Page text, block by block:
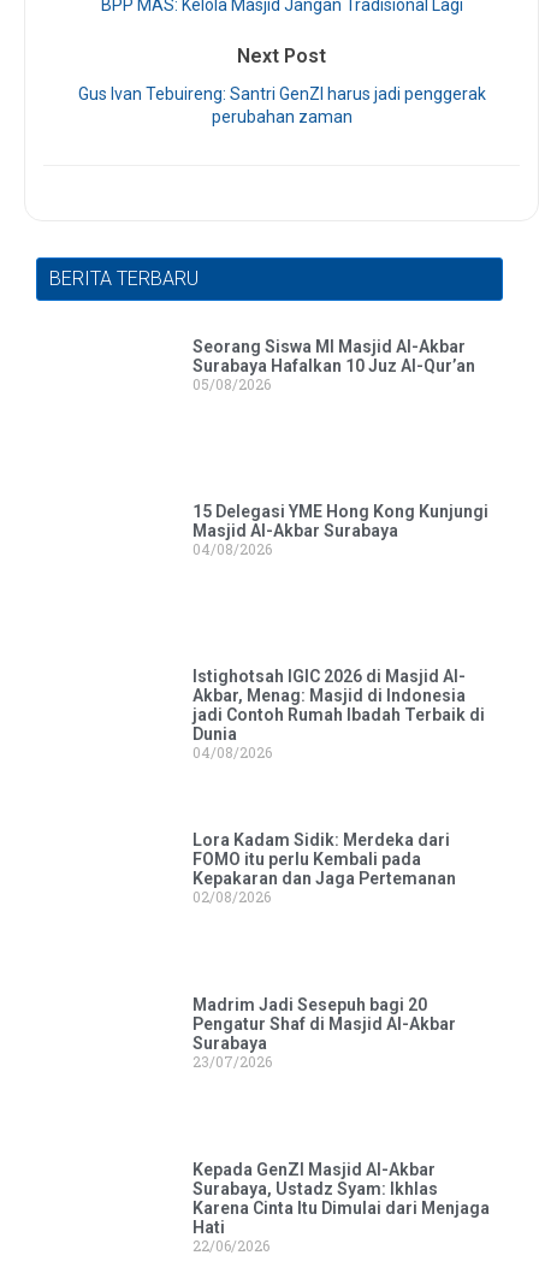
BPP MAS: Kelola Masjid Jangan Tradisional Lagi
Next Post
Gus Ivan Tebuireng: Santri GenZI harus jadi penggerak
perubahan zaman
BERITA TERBARU
Seorang Siswa MI Masjid Al-Akbar
Surabaya Hafalkan 10 Juz Al-Qur’an
05/08/2026
15 Delegasi YME Hong Kong Kunjungi
Masjid Al-Akbar Surabaya
04/08/2026
Istighotsah IGIC 2026 di Masjid Al-
Akbar, Menag: Masjid di Indonesia
jadi Contoh Rumah Ibadah Terbaik di
Dunia
04/08/2026
Lora Kadam Sidik: Merdeka dari
FOMO itu perlu Kembali pada
Kepakaran dan Jaga Pertemanan
02/08/2026
Madrim Jadi Sesepuh bagi 20
Pengatur Shaf di Masjid Al-Akbar
Surabaya
23/07/2026
Kepada GenZI Masjid Al-Akbar
Surabaya, Ustadz Syam: Ikhlas
Karena Cinta Itu Dimulai dari Menjaga
Hati
22/06/2026